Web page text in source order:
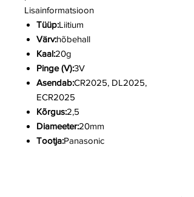
Lisainformatsioon
Tüüp:Liitium
Värv:hõbehall
Kaal:20g
Pinge (V):3V
Asendab:CR2025, DL2025,
ECR2025
Kõrgus:2,5
Diameeter:20mm
Tootja:Panasonic